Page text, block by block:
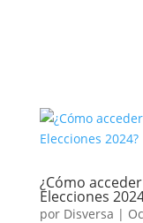
¿Cómo
Elecciones
por Disversa |